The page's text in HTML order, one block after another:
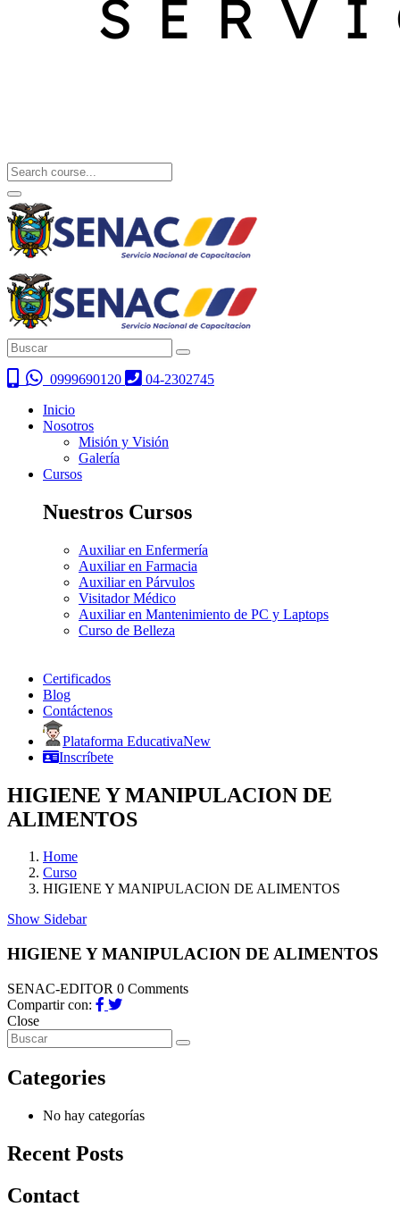
0999690120
04-2302745
Inicio
Nosotros
Misión y Visión
Galería
Cursos
Nuestros Cursos
Auxiliar en Enfermería
Auxiliar en Farmacia
Auxiliar en Párvulos
Visitador Médico
Auxiliar en Mantenimiento de PC y Laptops
Curso de Belleza
Certificados
Blog
Contáctenos
Plataforma EducativaNew
Inscríbete
HIGIENE Y MANIPULACION DE
ALIMENTOS
Home
Curso
HIGIENE Y MANIPULACION DE ALIMENTOS
Show Sidebar
HIGIENE Y MANIPULACION DE ALIMENTOS
SENAC-EDITOR 0 Comments
Compartir con:
Close
Categories
No hay categorías
Recent Posts
Contact